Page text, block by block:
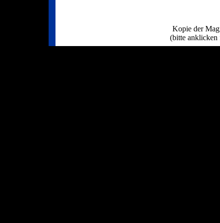
Kopie der
(bitte anklicken